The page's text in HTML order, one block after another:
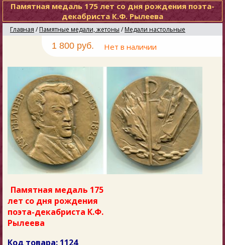
Памятная медаль 175 лет со дня рождения поэта-
декабриста К.Ф. Рылеева
Главная / Памятные медали, жетоны / Медали настольные
1 800 руб. Нет в наличии
Памятная медаль 175
лет со дня рождения
поэта-декабриста К.Ф.
Рылеева
Код товара: 1124